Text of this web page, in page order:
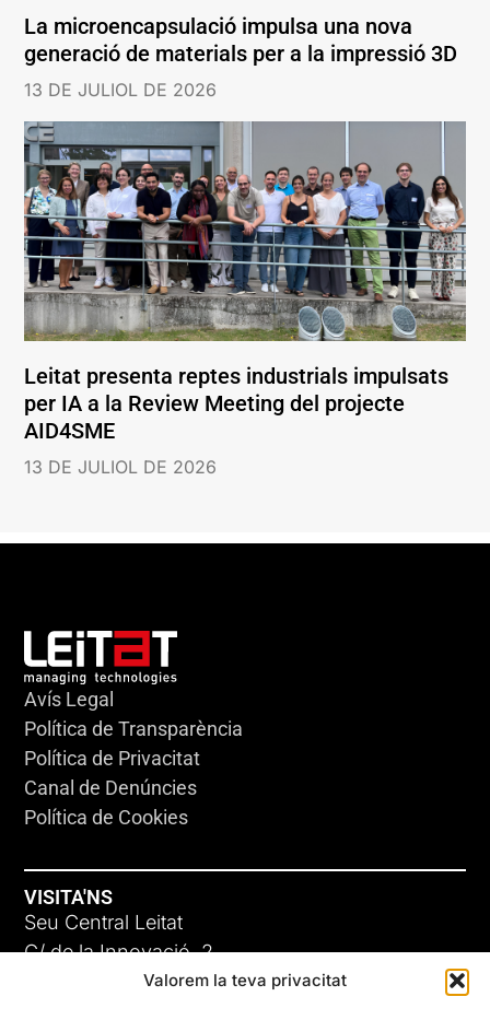
Valorem la teva privacitat
La microencapsulació impulsa una nova
generació de materials per a la impressió 3D
13 DE JULIOL DE 2026
Leitat presenta reptes industrials impulsats
per IA a la Review Meeting del projecte
AID4SME
13 DE JULIOL DE 2026
Avís Legal
Política de Transparència
Política de Privacitat
Canal de Denúncies
Política de Cookies
VISITA'NS
Seu Central Leitat
C/ de la Innovació, 2
08225 Terrassa, (Barcelona)